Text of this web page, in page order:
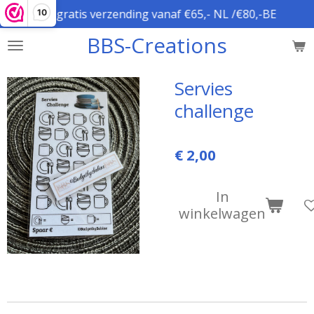
10
Ga
direct
naar
hoofdinhoud
BBS-Creations
gratis verzending vanaf €65,- NL /€80,-BE
Servies
challenge
€ 2,00
In
winkelwagen